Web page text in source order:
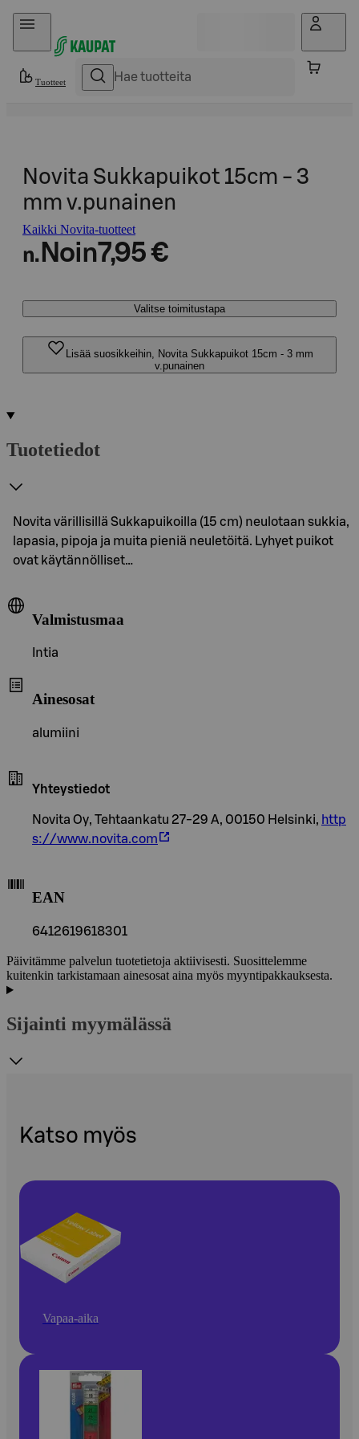
Hyppää sisältöön
Tuotteet
Novita Sukkapuikot 15cm - 3
mm v.punainen
Kaikki Novita-tuotteet
n. Noin7,95 €
Valitse toimitustapa
Lisää suosikkeihin, Novita Sukkapuikot 15cm - 3 mm
v.punainen
Tuotetiedot
Novita värillisillä Sukkapuikoilla (15 cm) neulotaan sukkia,
lapasia, pipoja ja muita pieniä neuletöitä. Lyhyet puikot
ovat käytännölliset…
Valmistusmaa
Intia
Ainesosat
alumiini
Yhteystiedot
Novita Oy, Tehtaankatu 27-29 A, 00150 Helsinki, http
s://www.novita.com
EAN
6412619618301
Päivitämme palvelun tuotetietoja aktiivisesti. Suosittelemme
kuitenkin tarkistamaan ainesosat aina myös myyntipakkauksesta.
Sijainti myymälässä
Katso myös
Vapaa-aika